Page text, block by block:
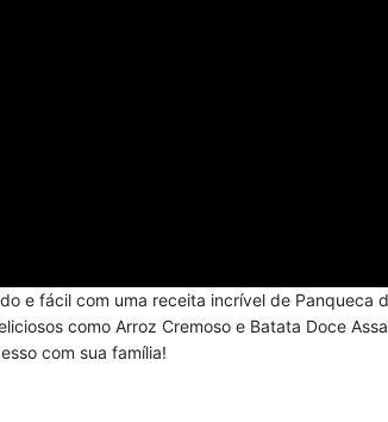
e fácil com uma receita incrível de Panqueca
como Arroz Cremoso e Batata Doce
com sua família!